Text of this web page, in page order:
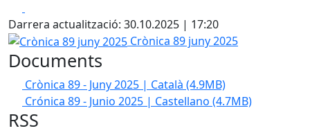
Darrera actualització: 30.10.2025 | 17:20
Crònica 89 juny 2025
Crònica 89 juny 2025
Documents
Crònica 89 - Juny 2025 | Català (4.9MB)
Crónica 89 - Junio 2025 | Castellano (4.7MB)
RSS